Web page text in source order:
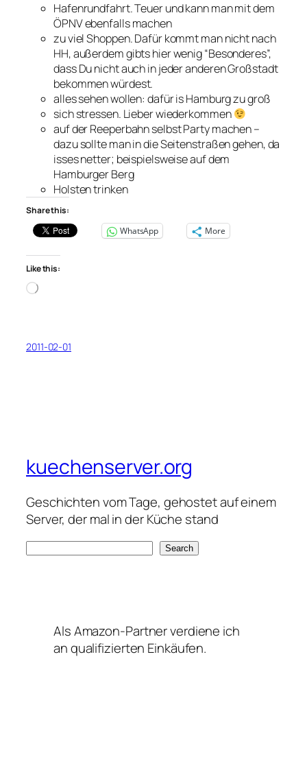
Hafenrundfahrt. Teuer und kann man mit dem
ÖPNV ebenfalls machen
zu viel Shoppen. Dafür kommt man nicht nach
HH, außerdem gibts hier wenig “Besonderes”,
dass Du nicht auch in jeder anderen Großstadt
bekommen würdest.
alles sehen wollen: dafür is Hamburg zu groß
sich stressen. Lieber wiederkommen
auf der Reeperbahn selbst Party machen –
dazu sollte man in die Seitenstraßen gehen, da
isses netter; beispielsweise auf dem
Hamburger Berg
Holsten trinken
Share this:
WhatsApp
More
Like this:
Loading…
2011-02-01
kuechenserver.org
Geschichten vom Tage, gehostet auf einem
Server, der mal in der Küche stand
Search
Als Amazon-Partner verdiene ich
an qualifizierten Einkäufen.